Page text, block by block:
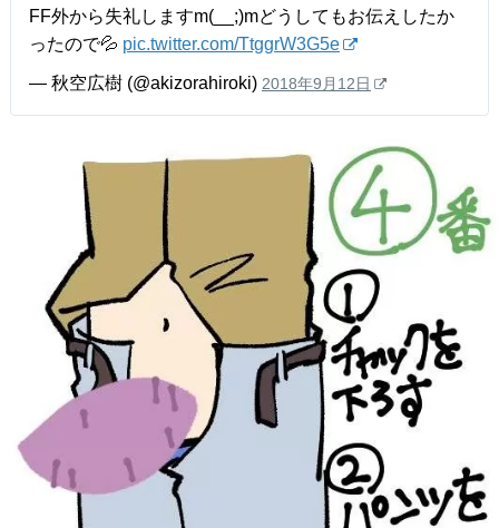
FF外から失礼しますm(__;)mどうしてもお伝えしたか
ったので💦 pic.twitter.com/TtggrW3G5e
— 秋空広樹 (@akizorahiroki) 2018年9月12日